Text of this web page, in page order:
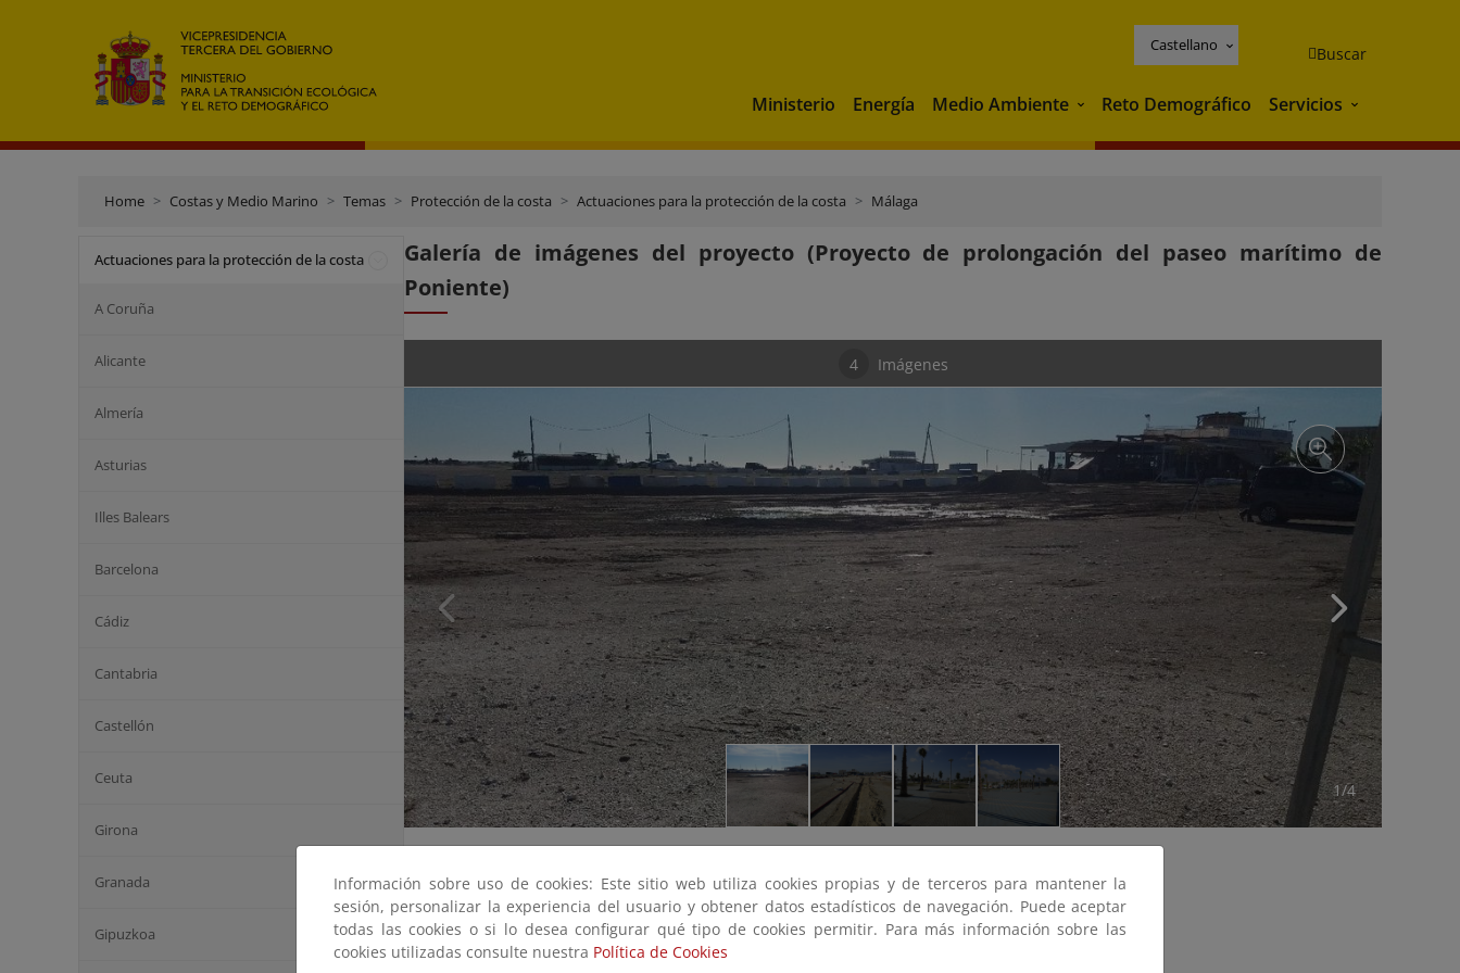
Castellano Buscar
Ministerio Energía Medio Ambiente Medio Ambiente
Reto Demográfico Servicios Servicios
Home Costas y Medio Marino Temas Protección de la costa Actuaciones para la protección de la costa Málaga
Actuaciones para la protección de la costa
A Coruña
Alicante
Almería
Asturias
Illes Balears
Barcelona
Cádiz
Cantabria
Castellón
Ceuta
Girona
Granada
Gipuzkoa
Galería de imágenes del proyecto (Proyecto de prolongación del paseo marítimo de
Poniente)
4 Imágenes
1/4
Información sobre uso de cookies: Este sitio web utiliza cookies propias y de terceros para mantener la
sesión, personalizar la experiencia del usuario y obtener datos estadísticos de navegación. Puede aceptar
todas las cookies o si lo desea configurar qué tipo de cookies permitir. Para más información sobre las
cookies utilizadas consulte nuestra Política de Cookies